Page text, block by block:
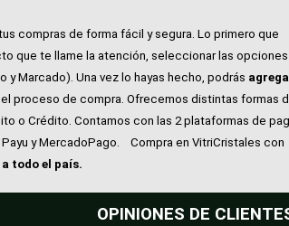
compras de forma fácil y segura. Lo primero que
que te llame la atención, seleccionar las opciones
y Marcado). Una vez lo hayas hecho, podrás
el proceso de compra. Ofrecemos distintas formas
o Crédito. Contamos con las 2 plataformas de
y MercadoPago.
Compra en VitriCristales con
todo el país.
OPINIONES DE